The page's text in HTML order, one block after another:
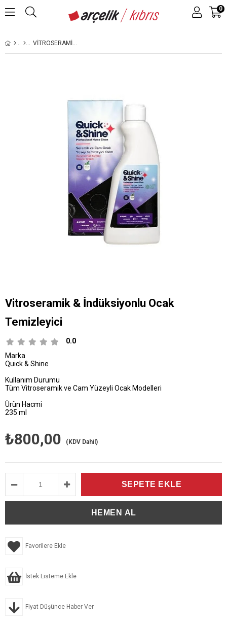
0
VITROSERAMIK & İNDÜKSIYONLU OCAK TEMIZLEYICI
Vitroseramik & İndüksiyonlu Ocak
Temizleyici
0.0
Marka
Quick & Shine
Kullanım Durumu
Tüm Vitroseramik ve Cam Yüzeyli Ocak Modelleri
Ürün Hacmi
235 ml
₺800,00 (KDV Dahil)
Favorilere Ekle
İstek Listeme Ekle
Fiyat Düşünce Haber Ver